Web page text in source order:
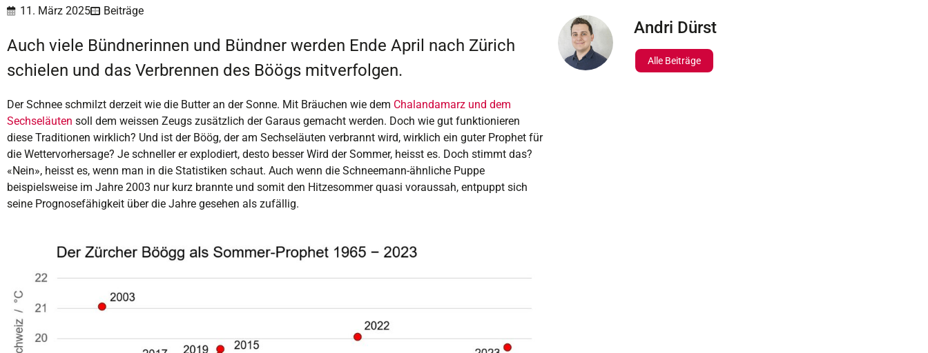
11. März 2025 Beiträge
Auch viele Bündnerinnen und Bündner werden Ende April nach Zürich
schielen und das Verbrennen des Böögs mitverfolgen.
Andri Dürst
Alle Beiträge
Der Schnee schmilzt derzeit wie die Butter an der Sonne. Mit Bräuchen wie dem Chalandamarz und dem
Sechseläuten soll dem weissen Zeugs zusätzlich der Garaus gemacht werden. Doch wie gut funktionieren
diese Traditionen wirklich? Und ist der Böög, der am Sechseläuten verbrannt wird, wirklich ein guter Prophet für
die Wettervorhersage? Je schneller er explodiert, desto besser Wird der Sommer, heisst es. Doch stimmt das?
«Nein», heisst es, wenn man in die Statistiken schaut. Auch wenn die Schneemann-ähnliche Puppe
beispielsweise im Jahre 2003 nur kurz brannte und somit den Hitzesommer quasi voraussah, entpuppt sich
seine Prognosefähigkeit über die Jahre gesehen als zufällig.